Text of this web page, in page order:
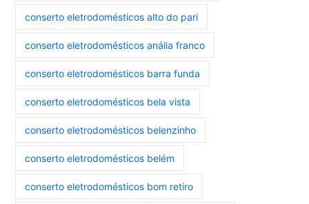
conserto eletrodomésticos alto do pari
conserto eletrodomésticos anália franco
conserto eletrodomésticos barra funda
conserto eletrodomésticos bela vista
conserto eletrodomésticos belenzinho
conserto eletrodomésticos belém
conserto eletrodomésticos bom retiro